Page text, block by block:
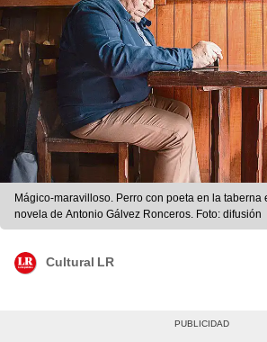
Mágico-maravilloso. Perro con poeta en la taberna
novela de Antonio Gálvez Ronceros. Foto: difusión
Cultural LR